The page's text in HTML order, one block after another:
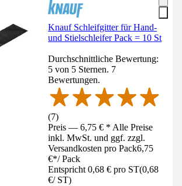
Knauf Schleifgitter für Hand-
und Stielschleifer Pack = 10 St
Durchschnittliche Bewertung:
5 von 5 Sternen. 7
Bewertungen.
(7)
Preis — 6,75 € * Alle Preise
inkl. MwSt. und ggf. zzgl.
Versandkosten pro Pack6,75
€*/ Pack
Entspricht 0,68 € pro ST(0,68
€/ ST)